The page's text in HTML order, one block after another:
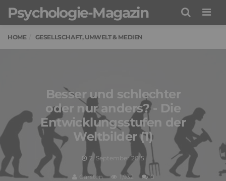
Psychologie-Magazin
HOME GESELLSCHAFT, UMWELT & MEDIEN
Besser und schlechter
oder nur anders? - Die
Entwicklungsstufen der
Weltbilder (1)
2. September 2015
Carsten 1,932 0